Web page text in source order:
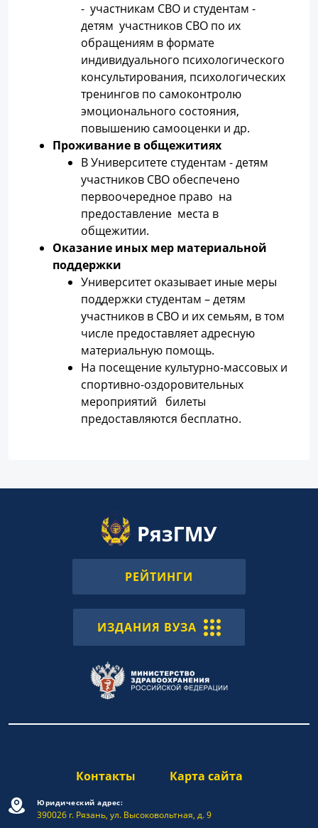
- участникам СВО и студентам -
детям участников СВО по их
обращениям в формате
индивидуального психологического
консультирования, психологических
тренингов по самоконтролю
эмоционального состояния,
повышению самооценки и др.
Проживание в общежитиях
В Университете студентам - детям
участников СВО обеспечено
первоочередное право на
предоставление места в
общежитии.
Оказание иных мер материальной
поддержки
Университет оказывает иные меры
поддержки студентам – детям
участников в СВО и их семьям, в том
числе предоставляет адресную
материальную помощь.
На посещение культурно-массовых и
спортивно-оздоровительных
мероприятий билеты
предоставляются бесплатно.
РЕЙТИНГИ
ИЗДАНИЯ ВУЗА
Контакты Карта сайта
Юридический адрес:
390026 г. Рязань, ул. Высоковольтная, д. 9